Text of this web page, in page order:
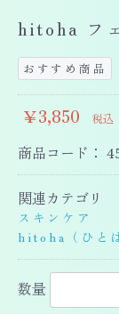
hitoha フ
おすすめ商品
￥3,850 税込
商品コード：
関連カテゴリ
スキンケア
hitoha（ひと
数量